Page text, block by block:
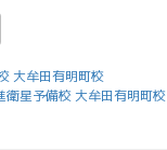
大牟田有明町校
衛星予備校 大牟田有明町校